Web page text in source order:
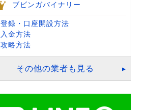
ブビンガバイナリー
登録・口座開設方法
入金方法
攻略方法
その他の業者も見る